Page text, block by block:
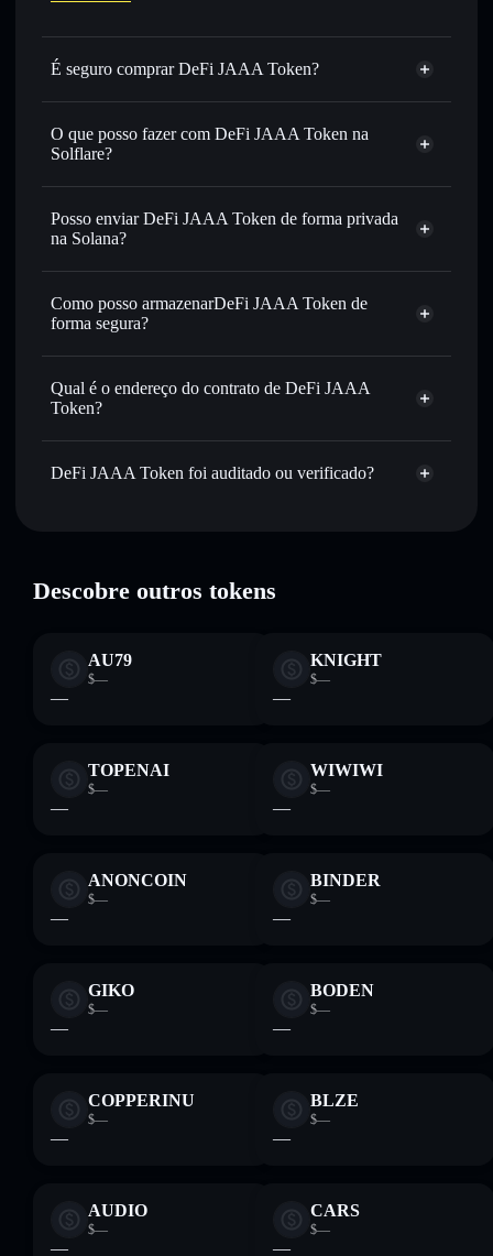
É seguro comprar DeFi JAAA Token?
DeFi JAAA Token token verificado
O que posso fazer com DeFi JAAA Token na
Solflare?
DeFi JAAA Token
Carteira Solflare
Trocar instantaneamente— trocar DEJAAA por SOL,
USDC ou milhares de outros tokens Solana com
melhor preço disponível
Definir ordens limite— automatizar transações ao teu
preço-alvo para DEJAAA
Utilizar DCA— investir de forma faseada ao longo do
Enviar de forma privada
Privacidade integrado da Solflare
Acompanhar em tempo real— monitorizar o preço,
Posso enviar DeFi JAAA Token de forma privada
na Solana?
Carteira Solflare
Agregador de
DeFi JAAA Token
Como posso armazenarDeFi JAAA Token de
forma segura?
DeFi JAAA Token
Qual é o endereço do contrato de DeFi JAAA
Token?
DeFi JAAA
AAASV2sCaykNGdEQzJ1mMVNfJMsgEtR7PJaqrCuk4bq6
DeFi JAAA Token foi auditado ou verificado?
Descobre outros tokens
AU79
$—
—
KNIGHT
$—
—
TOPENAI
$—
—
WIWIWI
$—
—
ANONCOIN
$—
—
BINDER
$—
—
GIKO
$—
—
BODEN
$—
—
COPPERINU
$—
—
BLZE
$—
—
AUDIO
$—
—
CARS
$—
—